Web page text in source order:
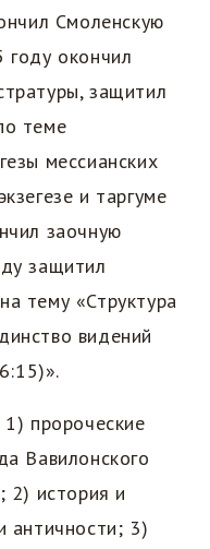
Смоленскую
окончил
защитил
теме
мессианских
и таргуме
заочную
защитил
тему «Структура
видений
пророческие
Вавилонского
2) история и
античности; 3)